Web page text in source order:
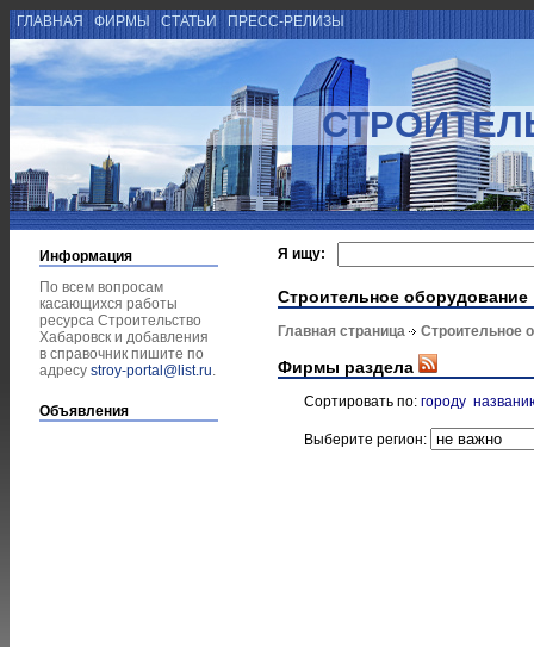
ГЛАВНАЯ ФИРМЫ СТАТЬИ ПРЕСС-РЕЛИЗЫ
Информация
По всем вопросам
касающихся работы
ресурса Строительство
Хабаровск и добавления
в справочник пишите по
адресу stroy-portal@list.ru.
Объявления
Я ищу:
Строительное оборудование
Главная страница Строительное
Фирмы раздела
Сортировать по: городу
Выберите регион: